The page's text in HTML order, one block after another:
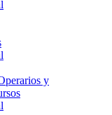
y